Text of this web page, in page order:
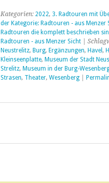
Kategorien: 2022, 3. Radtouren mit
der Kategorie: Radtouren - aus
Radtouren die komplett beschrieben
Radtouren - aus Menzer Sicht|
Neustrelitz, Burg, Ergänzungen, Havel ,
Kleinseenplatte, Museum der Stadt
Strelitz, Museum in der Burg-
Strasen, Theater, Wesenberg|